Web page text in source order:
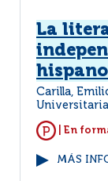
La
Carilla,
Universitaria
| En
MÁS